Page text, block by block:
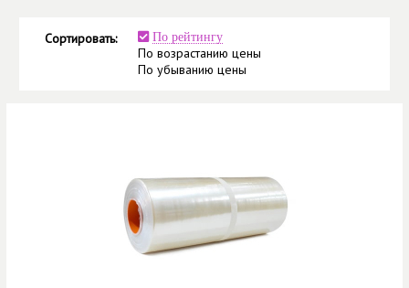
Сортировать: По рейтингу
По возрастанию цены
По убыванию цены